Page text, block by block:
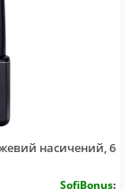
насичений, 6
SofiBonus: